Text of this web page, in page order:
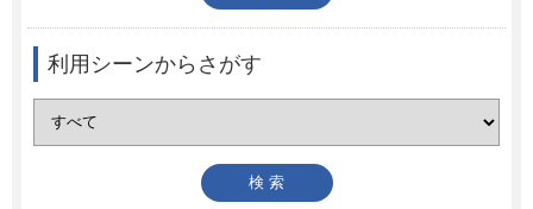
利用シーンからさがす